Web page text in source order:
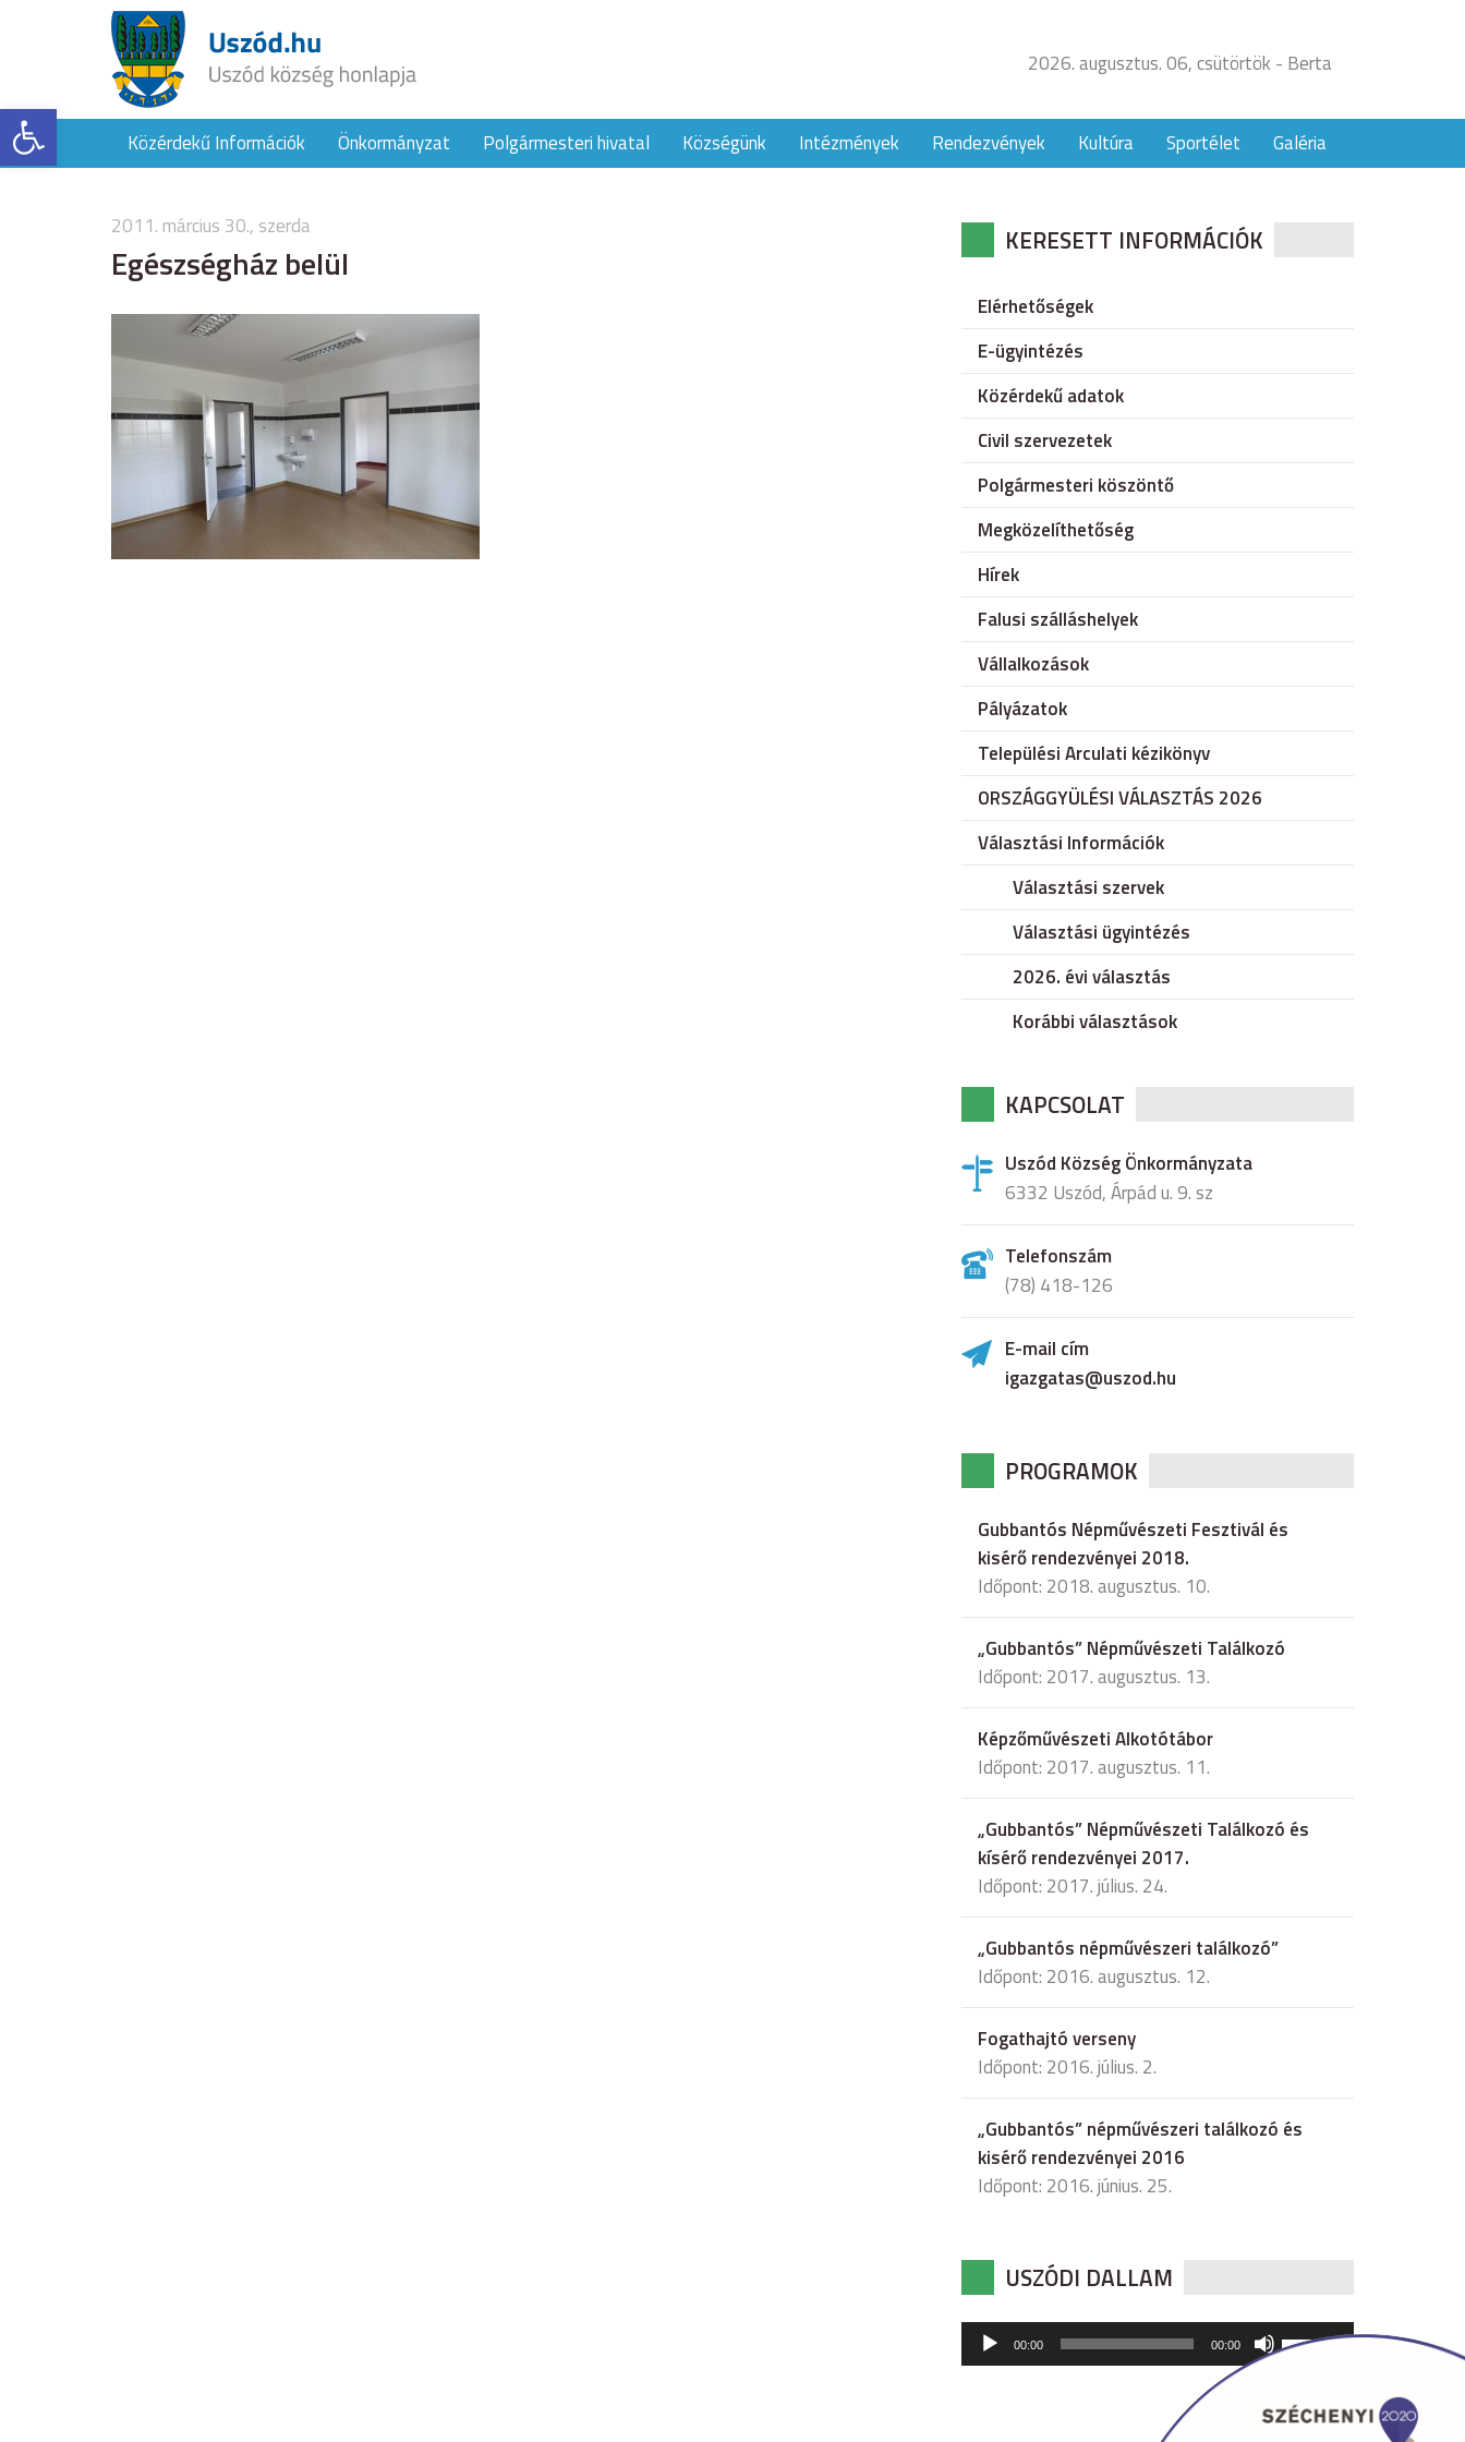
Eszköztár megnyitása
2026. augusztus. 06, csütörtök - Berta
Közérdekű Információk Önkormányzat Polgármesteri hivatal Községünk Intézmények Rendezvények Kultúra Sportélet Galéria
2011. március 30., szerda
Egészségház belül KERESETT INFORMÁCIÓK
Elérhetőségek
E-ügyintézés
Közérdekű adatok
Civil szervezetek
Polgármesteri köszöntő
Megközelíthetőség
Hírek
Falusi szálláshelyek
Vállalkozások
Pályázatok
Települési Arculati kézikönyv
ORSZÁGGYÜLÉSI VÁLASZTÁS 2026
Választási Információk
Választási szervek
Választási ügyintézés
2026. évi választás
Korábbi választások
KAPCSOLAT
Uszód Község Önkormányzata
6332 Uszód, Árpád u. 9. sz
Telefonszám
(78) 418-126
E-mail cím
igazgatas@uszod.hu
PROGRAMOK
Gubbantós Népművészeti Fesztivál és
kisérő rendezvényei 2018.
Időpont: 2018. augusztus. 10.
„Gubbantós” Népművészeti Találkozó
Időpont: 2017. augusztus. 13.
Képzőművészeti Alkotótábor
Időpont: 2017. augusztus. 11.
„Gubbantós” Népművészeti Találkozó és
kísérő rendezvényei 2017.
Időpont: 2017. július. 24.
„Gubbantós népművészeri találkozó”
Időpont: 2016. augusztus. 12.
Fogathajtó verseny
Időpont: 2016. július. 2.
„Gubbantós” népművészeri találkozó és
kisérő rendezvényei 2016
Időpont: 2016. június. 25.
USZÓDI DALLAM
Audió
lejátszó
00:00 00:00
hangerő
csökkentéséhez